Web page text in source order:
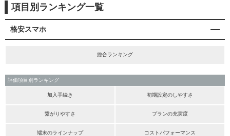
項目別ランキング一覧
格安スマホ
総合ランキング
評価項目別ランキング
加入手続き 初期設定のしやすさ
繋がりやすさ プランの充実度
端末のラインナップ コストパフォーマンス